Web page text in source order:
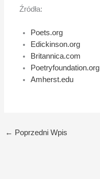
Źródła:
Poets.org
Edickinson.org
Britannica.com
Poetryfoundation.org
Amherst.edu
← Poprzedni Wpis